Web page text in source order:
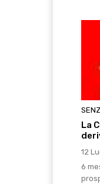
La
12
6